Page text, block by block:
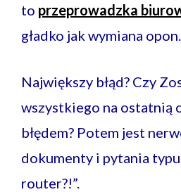
to przeprowadzka
gładko jak wymiana opon.
Największy błąd? Czy
wszystkiego na ostatnią
błędem? Potem jest
dokumenty i pytania typu
router?!”.